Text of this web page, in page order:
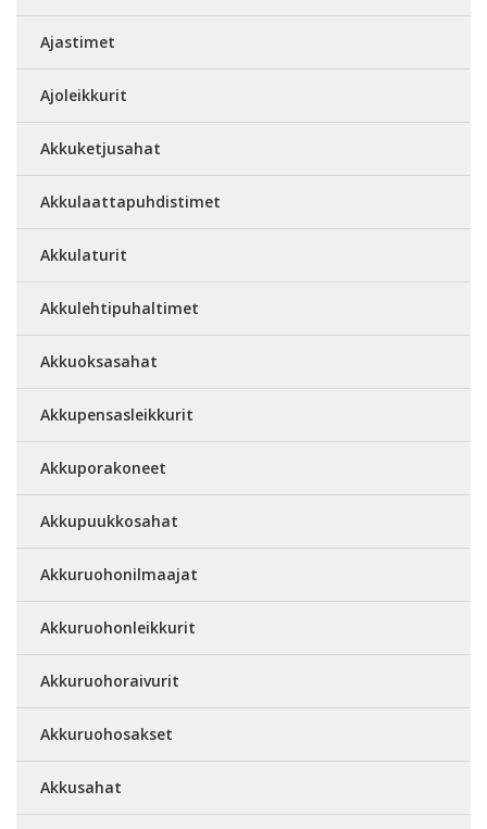
Ajastimet
Ajoleikkurit
Akkuketjusahat
Akkulaattapuhdistimet
Akkulaturit
Akkulehtipuhaltimet
Akkuoksasahat
Akkupensasleikkurit
Akkuporakoneet
Akkupuukkosahat
Akkuruohonilmaajat
Akkuruohonleikkurit
Akkuruohoraivurit
Akkuruohosakset
Akkusahat